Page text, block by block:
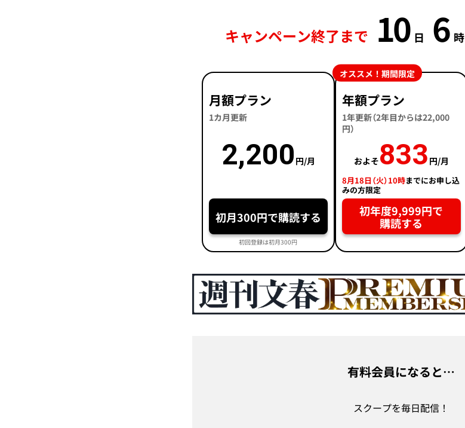
キャンペーン終了まで 10 日 6 時
月額プラン
1カ月更新
2,200 円/月
初月300円で購読する
初回登録は初月300円
年額プラン
1年更新（2年目からは22,000
円）
およそ833 円/月
8月18日（火）10時までにお申し込
みの方限定
初年度9,999円で
購読する
オススメ！期間限定
有料会員になると…
スクープを毎日配信！